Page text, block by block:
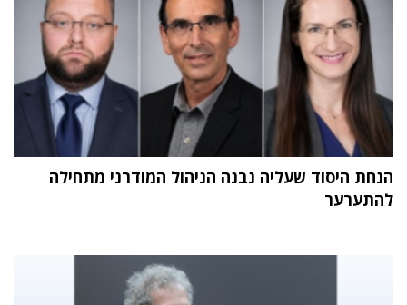
הנחת היסוד שעליה נבנה הניהול המודרני מתחילה
להתערער